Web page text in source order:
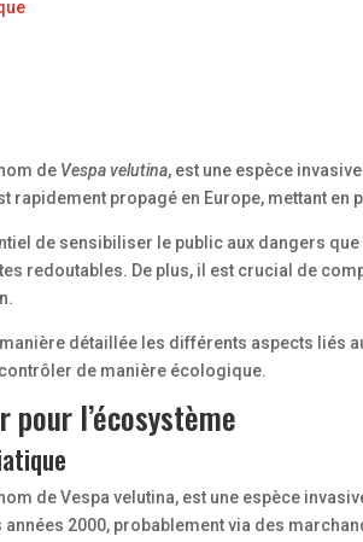
de Vespa velutina, est une espèce
rapidement propagé en Europe, mettant
de sensibiliser le public aux dangers
redoutables. De plus, il est crucial de
détaillée les différents aspects liés
de manière écologique.
l’écosystème
de Vespa velutina, est une espèce
2000, probablement via des